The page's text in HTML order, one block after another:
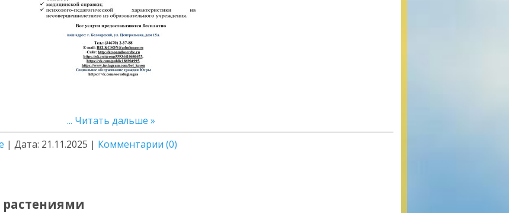
... Читать дальше »
| Дата: 21.11.2025 | Комментарии (0)